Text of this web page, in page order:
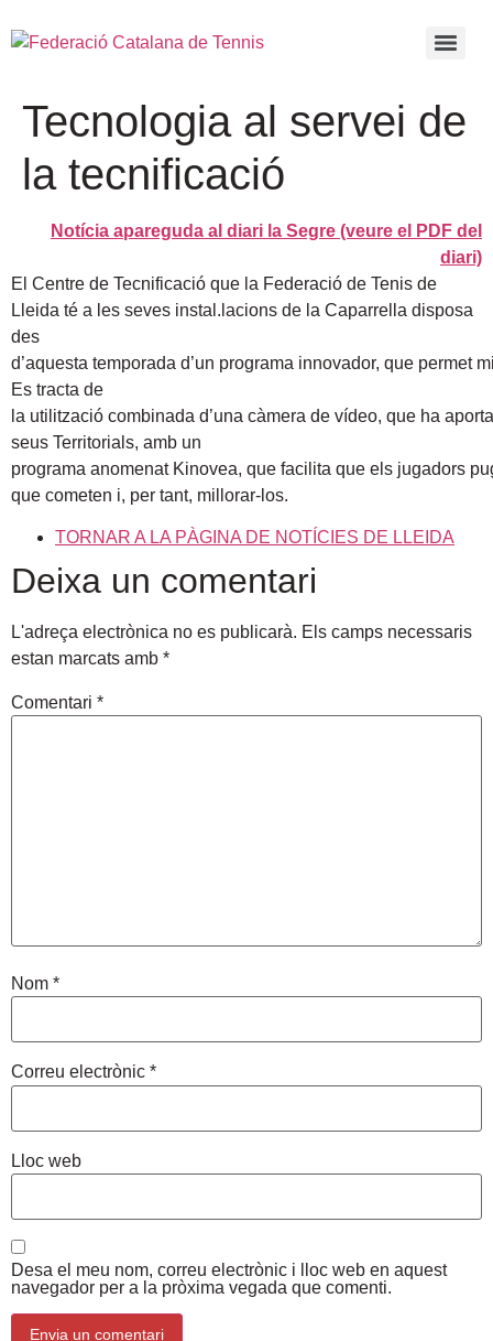
Tecnologia al servei de
la tecnificació
Notícia apareguda al diari la Segre (veure el PDF del
diari)
El Centre de Tecnificació que la Federació de Tenis de
Lleida té a les seves instal.lacions de la Caparrella disposa
des
d’aquesta temporada d’un programa innovador, que permet
Es tracta de
la utilització combinada d’una càmera de vídeo, que ha
seus Territorials, amb un
programa anomenat Kinovea, que facilita que els jugadors
que cometen i, per tant, millorar-los.
TORNAR A LA PÀGINA DE NOTÍCIES DE LLEIDA
Deixa un comentari
L'adreça electrònica no es publicarà. Els camps necessaris
estan marcats amb *
Comentari *
Nom *
Correu electrònic *
Lloc web
Desa el meu nom, correu electrònic i lloc web en aquest
navegador per a la pròxima vegada que comenti.